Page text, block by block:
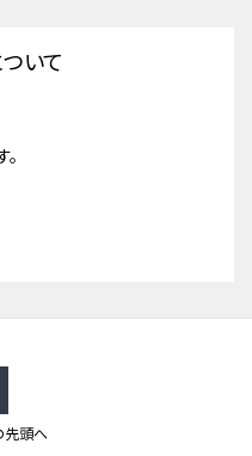
いて
先頭へ